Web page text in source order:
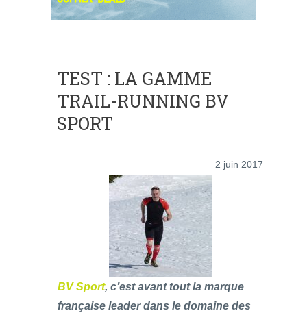
TEST : LA GAMME
TRAIL-RUNNING BV
SPORT
2 juin 2017
BV Sport, c’est avant tout la marque
française leader dans le domaine des